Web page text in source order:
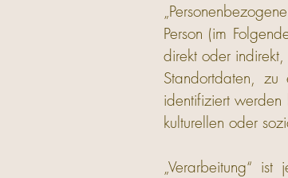
Person (im
direkt oder
Standortdaten,
identifiziert werden
kulturellen oder
„Verarbeitung“